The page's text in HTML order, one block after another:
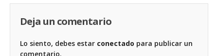
Deja un comentario
Lo siento, debes estar conectado para publicar un
comentario.